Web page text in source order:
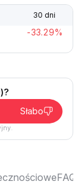
30 dni
-33.29%
Słabo
FAQ